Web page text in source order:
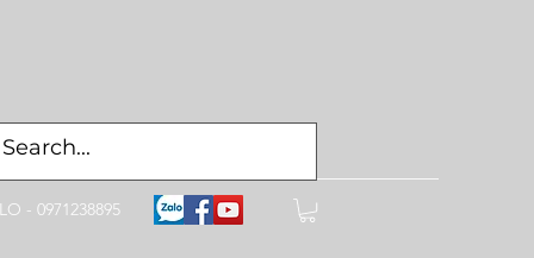
- 0971238895